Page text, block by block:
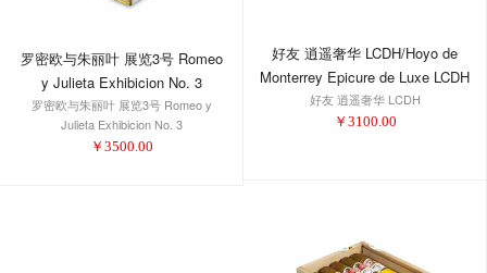
罗密欧与朱丽叶 展览3号 Romeo
y Julieta Exhibicion No. 3
罗密欧与朱丽叶 展览3号 Romeo y
Julieta Exhibicion No. 3
￥ 3500.00
好友 逍遥奢华 LCDH/Hoyo de
Monterrey Epicure de Luxe LCDH
好友 逍遥奢华 LCDH
￥ 3100.00